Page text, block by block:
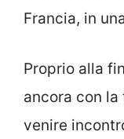
Francia, in
Proprio alla
ancora con
venire